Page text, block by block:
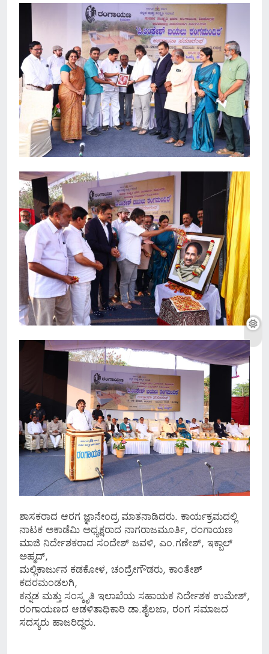
ಶಾಸಕರಾದ ಆರಗ ಜ್ಞಾನೇಂದ್ರ ಮಾತನಾಡಿದರು. ಕಾರ್ಯಕ್ರಮದಲ್ಲಿ
ನಾಟಕ ಅಕಾಡೆಮಿ ಅಧ್ಯಕ್ಷರಾದ ನಾಗರಾಜಮೂರ್ತಿ, ರಂಗಾಯಣ
ಮಾಜಿ ನಿರ್ದೇಶಕರಾದ ಸಂದೇಶ್ ಜವಳಿ, ಎಂ.ಗಣೇಶ್, ಇಕ್ಬಾಲ್
ಅಹ್ಮದ್,
ಮಲ್ಲಿಕಾರ್ಜುನ ಕಡಕೋಳ, ಚಂದ್ರೇಗೌಡರು, ಕಾಂತೇಶ್
ಕದರಮಂಡಲಗಿ,
ಕನ್ನಡ ಮತ್ತು ಸಂಸ್ಕೃತಿ ಇಲಾಖೆಯ ಸಹಾಯಕ ನಿರ್ದೇಶಕ ಉಮೇಶ್,
ರಂಗಾಯಣದ ಆಡಳಿತಾಧಿಕಾರಿ ಡಾ.ಶೈಲಜಾ, ರಂಗ ಸಮಾಜದ
ಸದಸ್ಯರು ಹಾಜರಿದ್ದರು.